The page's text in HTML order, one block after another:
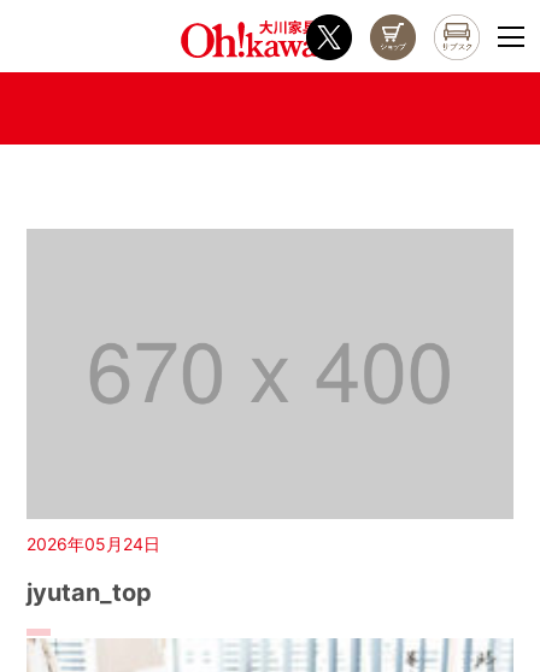
2026年05月24日
jyutan_top